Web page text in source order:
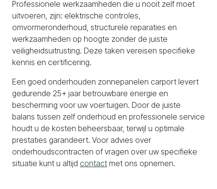
Professionele werkzaamheden die u nooit zelf moet
uitvoeren, zijn: elektrische controles,
omvormeronderhoud, structurele reparaties en
werkzaamheden op hoogte zonder de juiste
veiligheidsuitrusting. Deze taken vereisen specifieke
kennis en certificering.
Een goed onderhouden zonnepanelen carport levert
gedurende 25+ jaar betrouwbare energie en
bescherming voor uw voertuigen. Door de juiste
balans tussen zelf onderhoud en professionele service
houdt u de kosten beheersbaar, terwijl u optimale
prestaties garandeert. Voor advies over
onderhoudscontracten of vragen over uw specifieke
situatie kunt u altijd contact met ons opnemen.